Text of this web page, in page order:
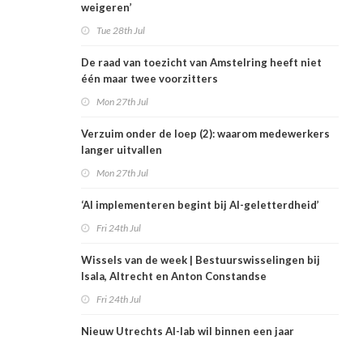
weigeren’
Tue 28th Jul
De raad van toezicht van Amstelring heeft niet
één maar twee voorzitters
Mon 27th Jul
Verzuim onder de loep (2): waarom medewerkers
langer uitvallen
Mon 27th Jul
‘AI implementeren begint bij AI-geletterdheid’
Fri 24th Jul
Wissels van de week | Bestuurswisselingen bij
Isala, Altrecht en Anton Constandse
Fri 24th Jul
Nieuw Utrechts AI-lab wil binnen een jaar